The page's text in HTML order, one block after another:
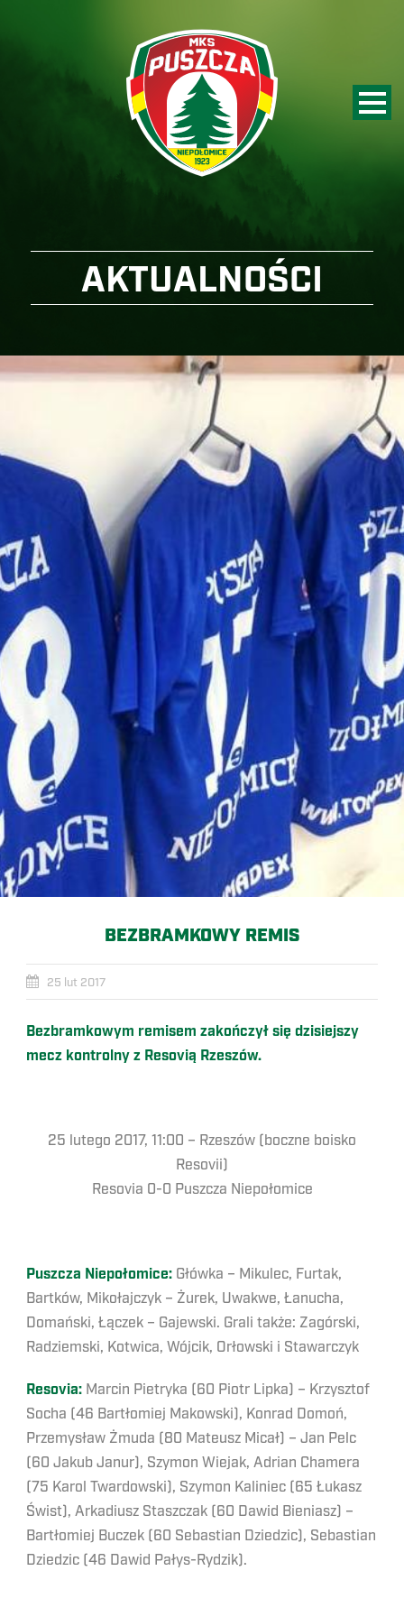
AKTUALNOŚCI
BEZBRAMKOWY REMIS
25 lut 2017
Bezbramkowym remisem zakończył się dzisiejszy
mecz kontrolny z Resovią Rzeszów.
25 lutego 2017, 11:00 – Rzeszów (boczne boisko
Resovii)
Resovia 0-0 Puszcza Niepołomice
Puszcza Niepołomice: Główka – Mikulec, Furtak,
Bartków, Mikołajczyk – Żurek, Uwakwe, Łanucha,
Domański, Łączek – Gajewski. Grali także: Zagórski,
Radziemski, Kotwica, Wójcik, Orłowski i Stawarczyk
Resovia: Marcin Pietryka (60 Piotr Lipka) – Krzysztof
Socha (46 Bartłomiej Makowski), Konrad Domoń,
Przemysław Żmuda (80 Mateusz Micał) – Jan Pelc
(60 Jakub Janur), Szymon Wiejak, Adrian Chamera
(75 Karol Twardowski), Szymon Kaliniec (65 Łukasz
Świst), Arkadiusz Staszczak (60 Dawid Bieniasz) –
Bartłomiej Buczek (60 Sebastian Dziedzic), Sebastian
Dziedzic (46 Dawid Pałys-Rydzik).